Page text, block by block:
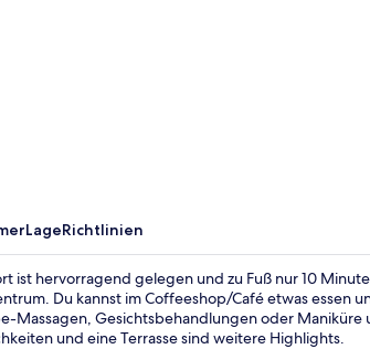
LageRichtlinien
ist hervorragend gelegen und zu Fuß nur 10
Du kannst im Coffeeshop/Café etwas essen
Massagen, Gesichtsbehandlungen oder Maniküre
und eine Terrasse sind weitere Highlights.